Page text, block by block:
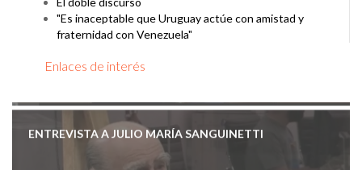
"Es inaceptable que Uruguay actúe con amistad y
fraternidad con Venezuela"
Enlaces de interés
ENTREVISTA A JULIO MARÍA SANGUINETTI